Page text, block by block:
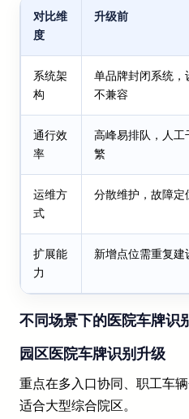
对比维
度
升级前
系统架
构
单品牌封闭系统，
不兼容
通行效
率
高峰易排队，人工
繁
运维方
式
分散维护，故障定
扩展能
力
新增点位需重复建
不同场景下的医院车牌识
园区医院车牌识别升级
重点在多入口协同、职工车
适合大型综合院区。